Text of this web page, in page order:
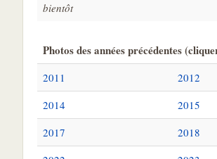
bientôt
Photos des années précédentes
2011 2012
2014
2015
2017
2018